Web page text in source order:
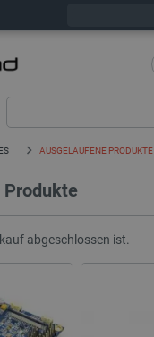
AUSGELAUFENE PRODUKTE
Produkte
abgeschlossen ist.